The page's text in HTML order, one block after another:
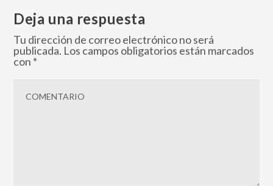
Deja una respuesta
Tu dirección de correo electrónico no será
publicada. Los campos obligatorios están marcados
con *